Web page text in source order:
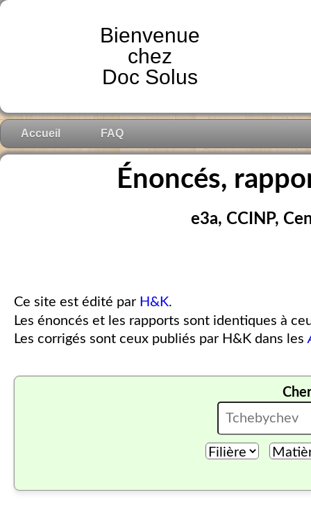
Bienvenue
chez
Doc Solus
Accueil FAQ
Énoncés,
e3a, CCINP,
Ce site est édité par H&K.
Les énoncés et les rapports sont identiques à
Les corrigés sont ceux publiés par H&K dans les